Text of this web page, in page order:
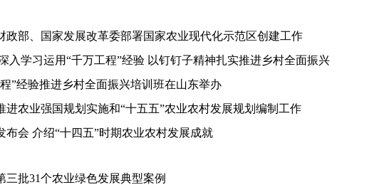
政部、国家发展改革委部署国家农业现代化示范区创建工作
入学习运用“千万工程”经验 以钉钉子精神扎实推进乡村全面振兴
”经验推进乡村全面振兴培训班在山东举办
进农业强国规划实施和“十五五”农业农村发展规划编制工作
布会 介绍“十四五”时期农业农村发展成就
三批31个农业绿色发展典型案例